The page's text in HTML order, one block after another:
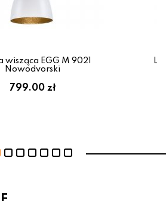
wisząca EGG M 9021
Nowodvorski
799.00 zł